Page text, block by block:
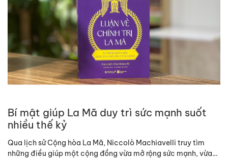
Bí mật giúp La Mã duy trì sức mạnh suốt
nhiều thế kỷ
Qua lịch sử Cộng hòa La Mã, Niccolò Machiavelli truy tìm
những điều giúp một cộng đồng vừa mở rộng sức mạnh, vừa